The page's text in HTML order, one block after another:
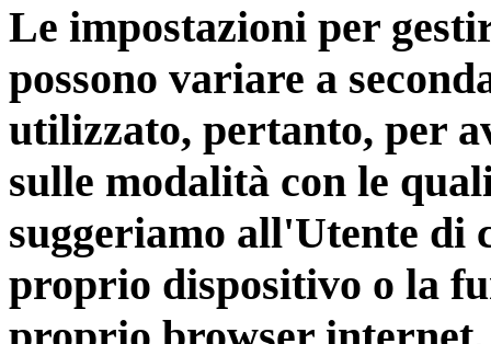
Le impostazioni per
possono variare a
utilizzato, pertanto, per
sulle modalità con le
suggeriamo all'Utente di
proprio dispositivo o la